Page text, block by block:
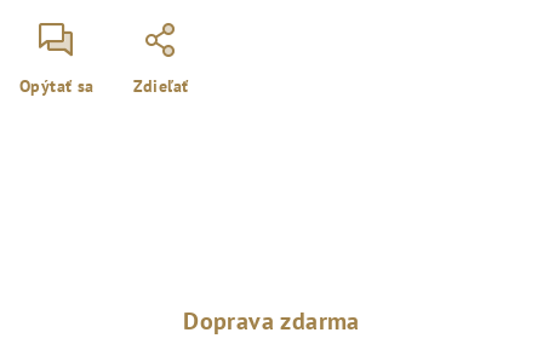
Opýtať sa Zdieľať
Doprava zdarma